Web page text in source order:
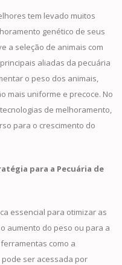
tem levado muitos
genético de seus
a seleção de animais com
aliadas da pecuária
o peso dos animais,
mais uniforme e precoce. No
de melhoramento,
para o crescimento do
para a Pecuária de
essencial para otimizar as
aumento do peso ou para a
como a
ser acessada por